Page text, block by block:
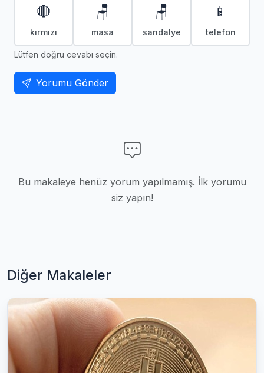
🔴
kırmızı
🪑
masa
🪑
sandalye
📱
telefon
Lütfen doğru cevabı seçin.
Yorumu Gönder
Bu makaleye henüz yorum yapılmamış. İlk yorumu
siz yapın!
Diğer Makaleler